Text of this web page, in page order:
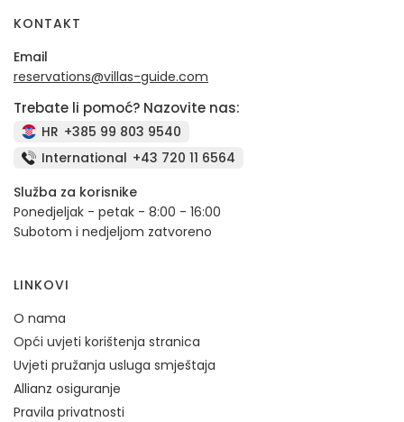
KONTAKT
Email
reservations@villas-guide.com
Trebate li pomoć? Nazovite nas:
HR +385 99 803 9540
International +43 720 11 6564
Služba za korisnike
Ponedjeljak - petak - 8:00 - 16:00
Subotom i nedjeljom zatvoreno
LINKOVI
O nama
Opći uvjeti korištenja stranica
Uvjeti pružanja usluga smještaja
Allianz osiguranje
Pravila privatnosti